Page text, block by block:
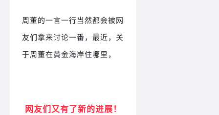
周董的一言一行当然都会被网
友们拿来讨论一番，最近，关
于周董在黄金海岸住哪里，
网友们又有了新的进展！